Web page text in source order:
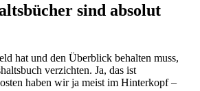
sind absolut
hat und den Überblick behalten muss,
verzichten. Ja, das ist
haben wir ja meist im Hinterkopf–